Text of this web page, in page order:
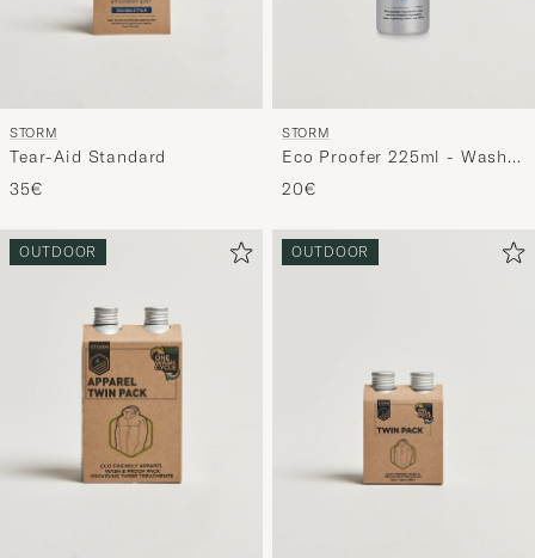
STORM
Tear-Aid Standard
35€
STORM
Eco Proofer 225ml - Wash
In
20€
OUTDOOR OUTDOOR